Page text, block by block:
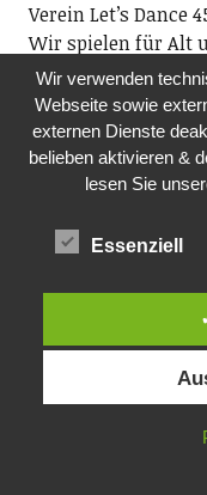
Verein Letʼs Dance
Wir spielen für Alt
Original-Vinyl-
zum Tanzen ein!
bar).
20.00-00.00 Uhr,
MITTAGSTISCH
Mittagstisch für
ab 60. Im
Fredi Reist, Tel.
12.00 Uhr,
Rosengarten,
Wir verwenden
Webseite sowie
externen Dienste
belieben aktivieren &
lesen Sie
Essenziell